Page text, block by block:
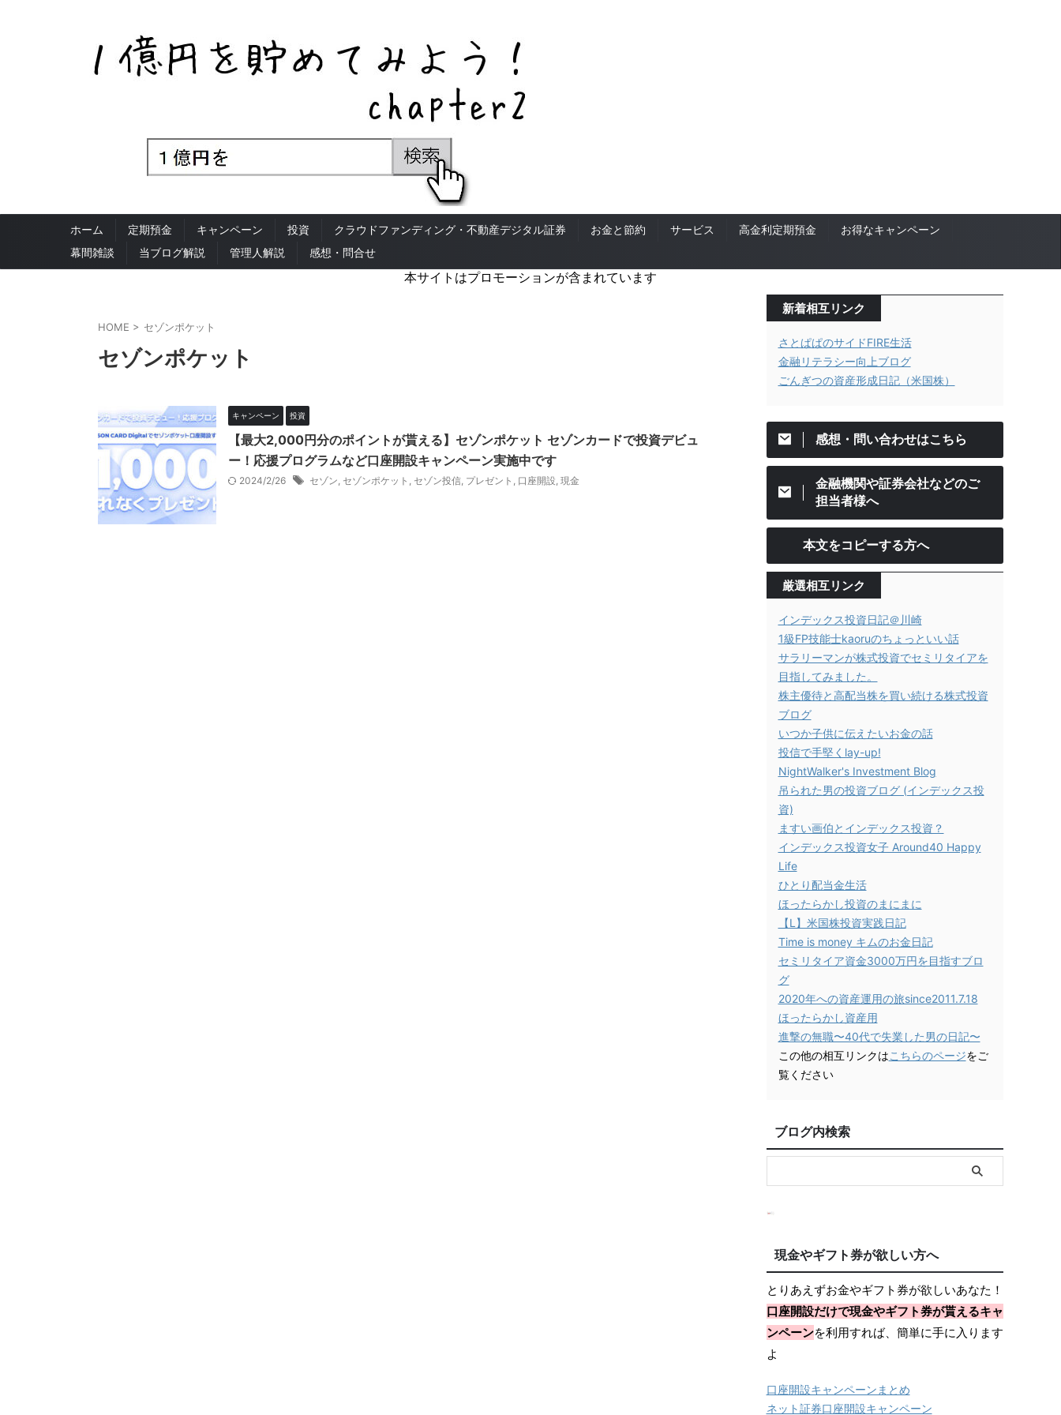
ホーム 定期預金 キャンペーン 投資 クラウドファンディング・不動産デジタル証券 お金と節約 サービス 高金利定期預金
お得なキャンペーン
幕間雑談
当ブログ解説 管理人解説 感想・問合せ
本サイトはプロモーションが含まれています
HOME > セゾンポケット
セゾンポケット
キャンペーン 投資
【最大2,000円分のポイントが貰える】セゾンポケット セゾンカードで投資デビュ
ー！応援プログラムなど口座開設キャンペーン実施中です
2024/2/26 セゾン, セゾンポケット , セゾン投信, プレゼント , 口座開設, 現金
新着相互リンク
さとぱぱのサイドFIRE生活
金融リテラシー向上ブログ
ごんぎつの資産形成日記（米国株）
感想・問い合わせはこちら
金融機関や証券会社などのご
担当者様へ
本文をコピーする方へ
厳選相互リンク
インデックス投資日記＠川崎
1級FP技能士kaoruのちょっといい話
サラリーマンが株式投資でセミリタイアを
目指してみました。
株主優待と高配当株を買い続ける株式投資
ブログ
いつか子供に伝えたいお金の話
投信で手堅くlay-up!
NightWalker's Investment Blog
吊られた男の投資ブログ (インデックス投
資)
ますい画伯とインデックス投資？
インデックス投資女子 Around40 Happy
Life
ひとり配当金生活
ほったらかし投資のまにまに
【L】米国株投資実践日記
Time is money キムのお金日記
セミリタイア資金3000万円を目指すブロ
グ
2020年への資産運用の旅since2011.7.18
ほったらかし資産用
進撃の無職〜40代で失業した男の日記〜
この他の相互リンクはこちらのページをご
覧ください
ブログ内検索
現金やギフト券が欲しい方へ
とりあえずお金やギフト券が欲しいあなた！
口座開設だけで現金やギフト券が貰えるキャ
ンペーンを利用すれば、簡単に手に入ります
よ
口座開設キャンペーンまとめ
ネット証券口座開設キャンペーン